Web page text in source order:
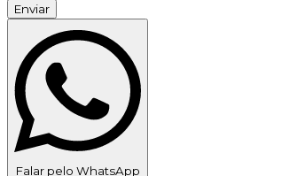
Enviar
Falar pelo WhatsApp